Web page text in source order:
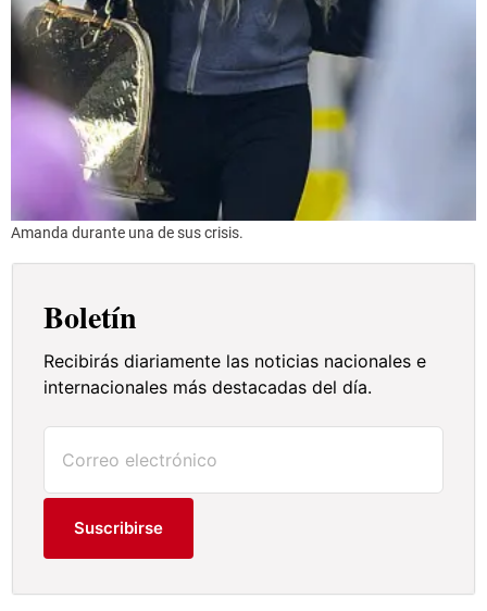
Amanda durante una de sus crisis.
Boletín
Recibirás diariamente las noticias nacionales e
internacionales más destacadas del día.
Suscribirse